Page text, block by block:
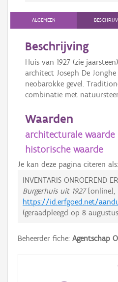
ALGEMEEN
Beschrijving
Huis van 1927 (zie
architect Joseph De
neobarokke gevel.
combinatie met
Waarden
architecturale waarde
historische waarde
Je kan deze pagina citeren als:
INVENTARIS ONROEREND
Burgerhuis uit 1927[online],
https://id.erfgoed.net/
(geraadpleegd op 8
Beheerder fiche: Agentschap